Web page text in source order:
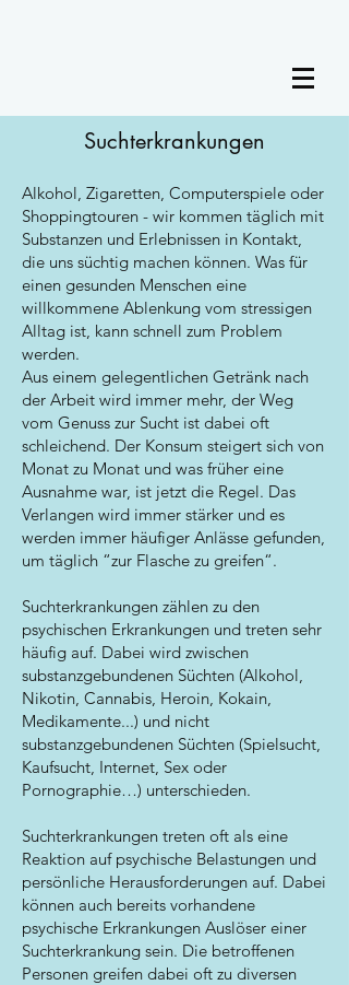
Suchterkrankungen
Alkohol, Zigaretten, Computerspiele oder
Shoppingtouren - wir kommen täglich mit
Substanzen und Erlebnissen in Kontakt,
die uns süchtig machen können. Was für
einen gesunden Menschen eine
willkommene Ablenkung vom stressigen
Alltag ist, kann schnell zum Problem
werden.
Aus einem gelegentlichen Getränk nach
der Arbeit wird immer mehr, der Weg
vom Genuss zur Sucht ist dabei oft
schleichend. Der Konsum steigert sich von
Monat zu Monat und was früher eine
Ausnahme war, ist jetzt die Regel. Das
Verlangen wird immer stärker und es
werden immer häufiger Anlässe gefunden,
um täglich “zur Flasche zu greifen“.
Suchterkrankungen zählen zu den
psychischen Erkrankungen und treten sehr
häufig auf. Dabei wird zwischen
substanzgebundenen Süchten (Alkohol,
Nikotin, Cannabis, Heroin, Kokain,
Medikamente...) und nicht
substanzgebundenen Süchten (Spielsucht,
Kaufsucht, Internet, Sex oder
Pornographie…) unterschieden.
Suchterkrankungen treten oft als eine
Reaktion auf psychische Belastungen und
persönliche Herausforderungen auf. Dabei
können auch bereits vorhandene
psychische Erkrankungen Auslöser einer
Suchterkrankung sein. Die betroffenen
Personen greifen dabei oft zu diversen